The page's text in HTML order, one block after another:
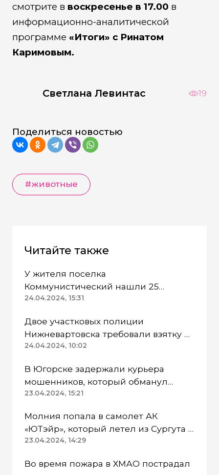
смотрите в воскресенье в 17.00 в
информационно-аналитической
программе «Итоги» с Ринатом
Каримовым.
Светлана Левинтас 19
Поделиться новостью
#животные
Читайте также
У жителя поселка
Коммунистический нашли 25
патронов без спецразрешения
24.04.2024, 15:31
Двое участковых полиции
Нижневартовска требовали взятку и
попались
24.04.2024, 10:02
В Югорске задержали курьера
мошенников, который обманул
пенсионерку
23.04.2024, 15:21
Молния попала в самолет АК
«ЮТэйр», который летел из Сургута в
Омск
23.04.2024, 14:29
Во время пожара в ХМАО пострадал